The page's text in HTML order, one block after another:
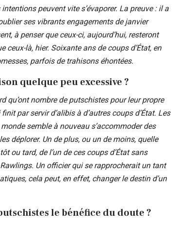
peuvent vite s’évaporer. La preuve : il a
ses vibrants engagements de janvier
à penser que ceux-ci, aujourd’hui, resteront
là, hier. Soixante ans de coups d’État, en
parfois de trahisons éhontées.
quelque peu excessive ?
qu’ont nombre de putschistes pour leur propre
par servir d’alibis à d’autres coups d’État. Les
semble à nouveau s’accommoder des
déplorer. Un de plus, ou un de moins, quelle
ou tard, de l’un de ces coups d’État sans
Un officier qui se rapprocherait un tant
cela peut, en effet, changer le destin d’un
le bénéfice du doute ?